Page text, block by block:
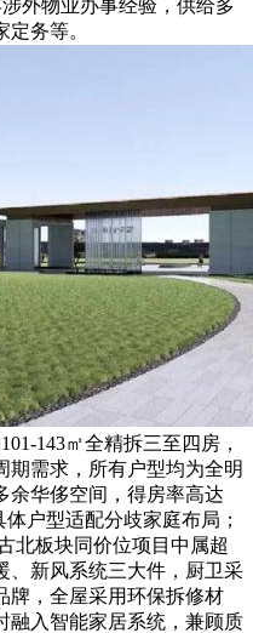
外物业办事经验，供给多
务等。
143㎡全精拆三至四房，
期需求，所有户型均为全明
余华侈空间，得房率高达
户型适配分歧家庭布局；
北板块同价位项目中属超
、新风系统三大件，厨卫采
牌，全屋采用环保拆修材
融入智能家居系统，兼顾质